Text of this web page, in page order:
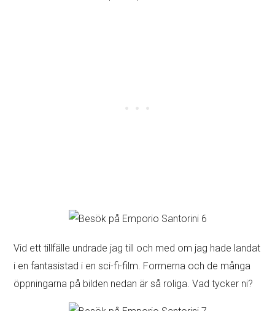
Vid ett tillfälle undrade jag till och med om jag hade landat
i en fantasistad i en sci-fi-film. Formerna och de många
öppningarna på bilden nedan är så roliga. Vad tycker ni?